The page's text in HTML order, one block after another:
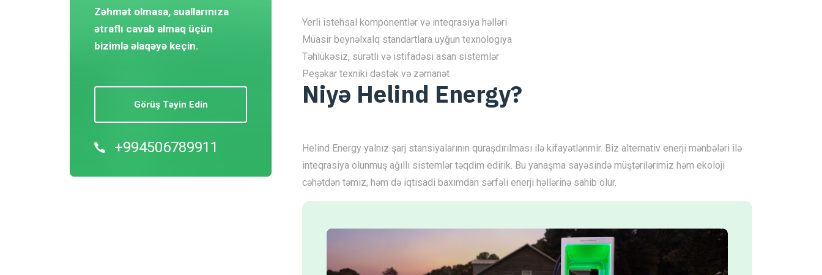
Zəhmət olmasa, suallarınıza
ətraflı cavab almaq üçün
bizimlə əlaqəyə keçin.
Görüş Təyin Edin
+994506789911
Yerli istehsal komponentlər və inteqrasiya həlləri
Müasir beynəlxalq standartlara uyğun texnologiya
Təhlükəsiz, sürətli və istifadəsi asan sistemlər
Peşəkar texniki dəstək və zəmanət
Niyə Helind Energy?
Helind Energy yalnız şarj stansiyalarının quraşdırılması ilə kifayətlənmir. Biz alternativ enerji mənbələri ilə
inteqrasiya olunmuş ağıllı sistemlər təqdim edirik. Bu yanaşma sayəsində müştərilərimiz həm ekoloji
cəhətdən təmiz, həm də iqtisadi baxımdan sərfəli enerji həllərinə sahib olur.